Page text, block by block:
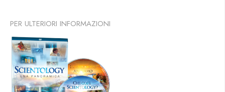
PER ULTERIORI INFORMAZIONI